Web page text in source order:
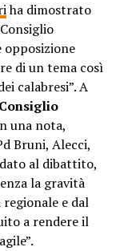
ha dimostrato
opposizione
di un tema così
calabresi”. A
una nota,
Bruni, Alecci,
al dibattito,
la gravità
e dal
a rendere il